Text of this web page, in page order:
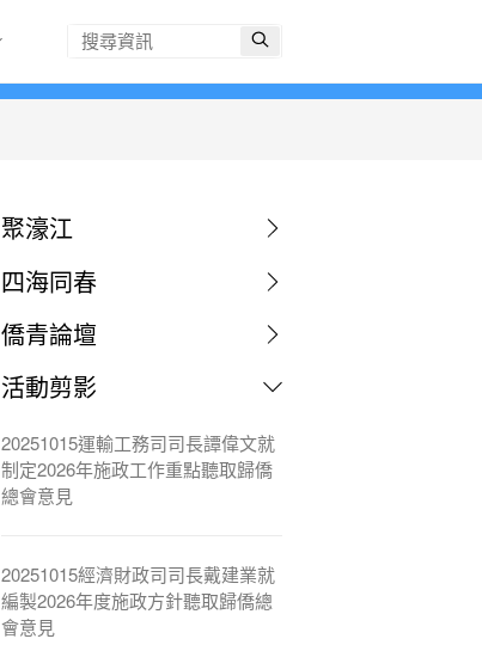
聚濠江
四海同春
僑青論壇
活動剪影
20251015運輸工務司司長譚偉文就
制定2026年施政工作重點聽取歸僑
總會意見
20251015經濟財政司司長戴建業就
編製2026年度施政方針聽取歸僑總
會意見